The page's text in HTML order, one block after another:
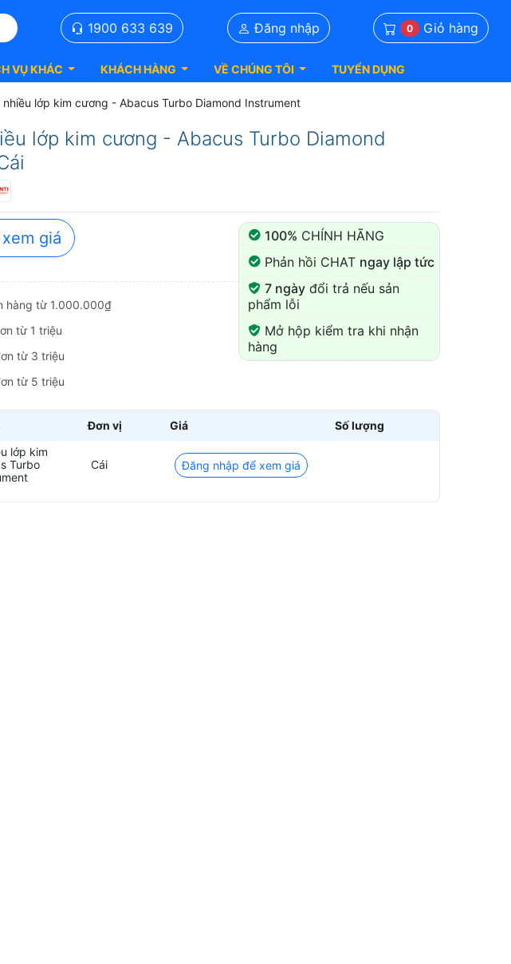
1900 633 639 Đăng nhập 0 Giỏ hàng
VỤ KHÁC KHÁCH HÀNG VỀ CHÚNG TÔI TUYỂN DỤNG
nhiều lớp kim cương - Abacus Turbo Diamond Instrument
lớp kim cương - Abacus Turbo Diamond
100% CHÍNH HÃNG
Phản hồi CHAT ngay lập tức
7 ngàyđổi trả nếu sản
phẩm lỗi
Mở hộp kiểm tra khi nhận
hàng
giá
hàng từ 1.000.000₫
từ 1 triệu
từ 3 triệu
từ 5 triệu
Đơn vị Giá
Số lượng
lớp kim
Turbo
Cái Đăng nhập để xem giá